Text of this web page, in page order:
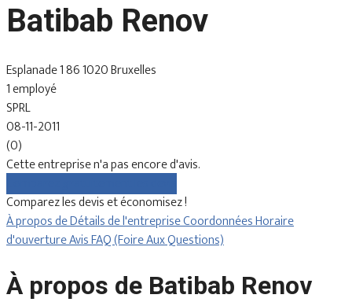
Batibab Renov
Esplanade 1 86 1020 Bruxelles
1 employé
SPRL
08-11-2011
(0)
Cette entreprise n'a pas encore d'avis.
Comparez les devis et économisez !
À propos deDétails de l'entrepriseCoordonnéesHoraire
d'ouvertureAvisFAQ (Foire Aux Questions)
À propos de Batibab Renov